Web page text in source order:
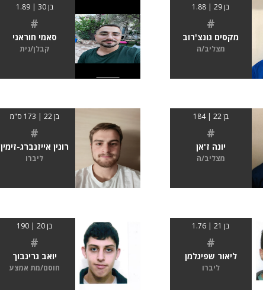
בן 29 | 1.88
#
מקסים גונצ'רוב
מצליב/ה
בן 30 | 1.89
#
סאמי חוראני
קבלן/נית
בן 22 | 184
#
יונה ז'אן
מצליב/ה
בן 22 | 173 ס"מ
#
רונין אייזנברג-זימין
ליברו
בן 21 | 1.76
#
ליאור שפיגלמן
ליברו
בן 20 | 190
#
יואב גרינבוך
חוסם/מת אמצע